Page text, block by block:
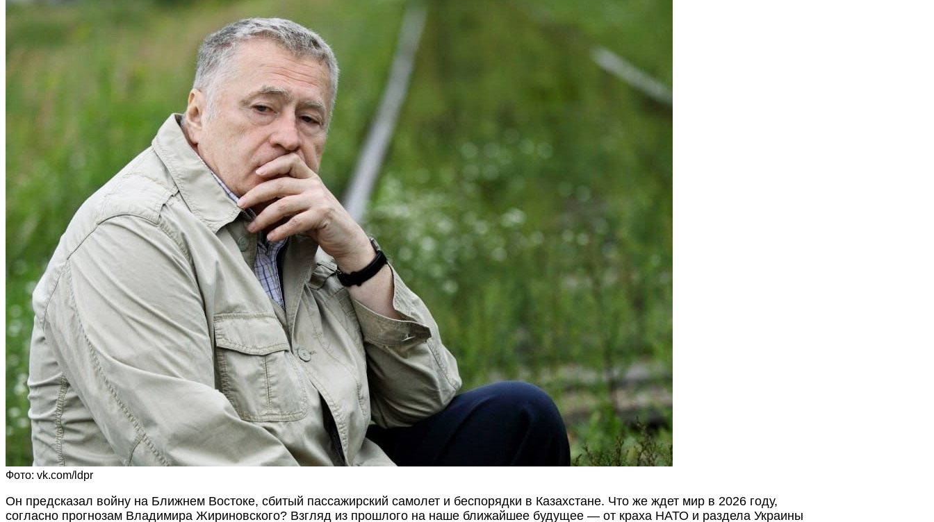
Фото: vk.com/ldpr
Он предсказал войну на Ближнем Востоке, сбитый пассажирский самолет и беспорядки в Казахстане. Что же ждет мир в 2026 году,
согласно прогнозам Владимира Жириновского? Взгляд из прошлого на наше ближайшее будущее — от краха НАТО и раздела Украины